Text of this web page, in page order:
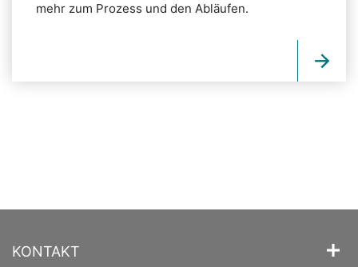
mehr zum Prozess und den Abläufen.
KONTAKT